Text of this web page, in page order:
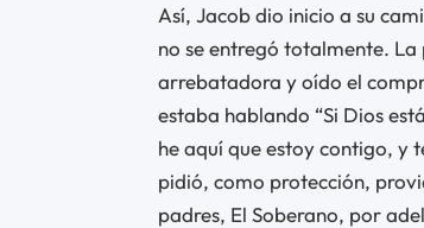
Así, Jacob dio inicio a su
no se entregó totalmente.
arrebatadora y oído el
estaba hablando “Si Dios
he aquí que estoy contigo, y
pidió, como protección,
padres, El Soberano, por